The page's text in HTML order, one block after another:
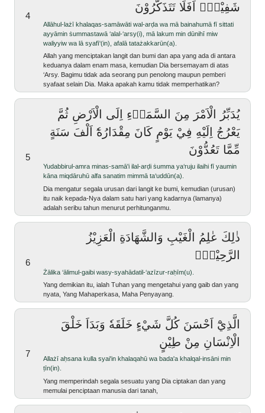
4
شَفِيْعٍۗ اَفَلَا تَتَذَكَّرُوْنَ
allāhul-lażī khalaqas-samāwāti wal-arḍa wa mā bainahumā fī sittati
ayyāmin ṡummastawā ‘alal-‘arsy(i), mā lakum min dūnihī miw
waliyyiw wa lā syafī‘(in), afalā tatażakkarūn(a).
Allah yang menciptakan langit dan bumi dan apa yang ada di antara
keduanya dalam enam masa, kemudian Dia bersemayam di atas
‘Arsy. Bagimu tidak ada seorang pun penolong maupun pemberi
syafaat selain Dia. Maka apakah kamu tidak memperhatikan?
5
يُدَبِّرُ الْاَمْرَ مِنَ السَّمَاۤءِ اِلَى الْاَرْضِ ثُمَّ
يَعْرُجُ اِلَيْهِ فِيْ يَوْمٍ كَانَ مِقْدَارُهٗٓ اَلْفَ سَنَةٍ
مِّمَّا تَعُدُّوْنَ
yudabbirul-amra minas-samā'i ilal-arḍi ṡumma ya‘ruju ilaihi fī yaumin
kāna miqdāruhū alfa sanatim mimmā ta‘uddūn(a).
Dia mengatur segala urusan dari langit ke bumi, kemudian (urusan)
itu naik kepada-Nya dalam satu hari yang kadarnya (lamanya)
adalah seribu tahun menurut perhitunganmu.
6
ذٰلِكَ عٰلِمُ الْغَيْبِ وَالشَّهَادَةِ الْعَزِيْزُ
الرَّحِيْمُۙ
Żālika ‘ālimul-gaibi wasy-syahādatil-‘azīzur-raḥīm(u).
Yang demikian itu, ialah Tuhan yang mengetahui yang gaib dan yang
nyata, Yang Mahaperkasa, Maha Penyayang.
7
الْاِنْسَانِ مِنْ طِيْنٍ
allażī aḥsana kulla syai'in khalaqahū wa bada'a khalqal-insāni min
ṭīn(in).
Yang memperindah segala sesuatu yang Dia ciptakan dan yang
memulai penciptaan manusia dari tanah,